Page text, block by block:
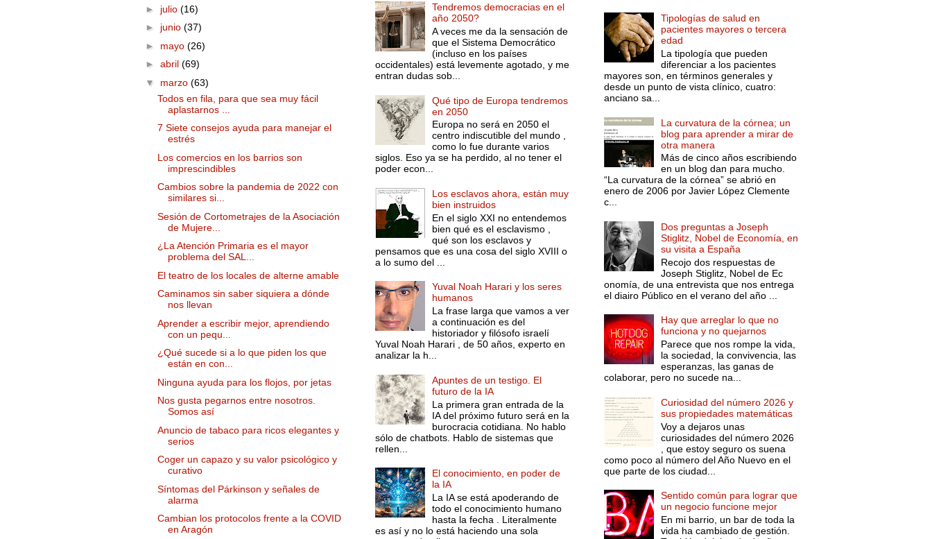
► julio (16)
► junio (37)
► mayo (26)
► abril (69)
▼ marzo (63)
Todos en fila, para que sea muy fácil
aplastarnos ...
7 Siete consejos ayuda para manejar el
estrés
Los comercios en los barrios son
imprescindibles
Cambios sobre la pandemia de 2022 con
similares si...
Sesión de Cortometrajes de la Asociación
de Mujere...
¿La Atención Primaria es el mayor
problema del SAL...
El teatro de los locales de alterne amable
Caminamos sin saber siquiera a dónde
nos llevan
Aprender a escribir mejor, aprendiendo
con un pequ...
¿Qué sucede si a lo que piden los que
están en con...
Ninguna ayuda para los flojos, por jetas
Nos gusta pegarnos entre nosotros.
Somos así
Anuncio de tabaco para ricos elegantes y
serios
Coger un capazo y su valor psicológico y
curativo
Síntomas del Párkinson y señales de
alarma
Cambian los protocolos frente a la COVID
en Aragón
Tendremos democracias en el
año 2050?
A veces me da la sensación de
que el Sistema Democrático
(incluso en los países
occidentales) está levemente agotado, y me
entran dudas sob...
Qué tipo de Europa tendremos
en 2050
Europa no será en 2050 el
centro indiscutible del mundo ,
como lo fue durante varios
siglos. Eso ya se ha perdido, al no tener el
poder econ...
Los esclavos ahora, están muy
bien instruidos
En el siglo XXI no entendemos
bien qué es el esclavismo ,
qué son los esclavos y
pensamos que es una cosa del siglo XVIII o
a lo sumo del ...
Yuval Noah Harari y los seres
humanos
La frase larga que vamos a ver
a continuación es del
historiador y filósofo israelí
Yuval Noah Harari , de 50 años, experto en
analizar la h...
Apuntes de un testigo. El
futuro de la IA
La primera gran entrada de la
IA del próximo futuro será en la
burocracia cotidiana. No hablo
sólo de chatbots. Hablo de sistemas que
rellen...
El conocimiento, en poder de
la IA
La IA se está apoderando de
todo el conocimiento humano
hasta la fecha . Literalmente
es así y no lo está haciendo una sola
Tipologías de salud en
pacientes mayores o tercera
edad
La tipología que pueden
diferenciar a los pacientes
mayores son, en términos generales y
desde un punto de vista clínico, cuatro:
anciano sa...
La curvatura de la córnea; un
blog para aprender a mirar de
otra manera
Más de cinco años escribiendo
en un blog dan para mucho.
“La curvatura de la córnea” se abrió en
enero de 2006 por Javier López Clemente
c...
Dos preguntas a Joseph
Stiglitz, Nobel de Economía, en
su visita a España
Recojo dos respuestas de
Joseph Stiglitz, Nobel de Ec
onomía, de una entrevista que nos entrega
el diairo Público en el verano del año ...
Hay que arreglar lo que no
funciona y no quejarnos
Parece que nos rompe la vida,
la sociedad, la convivencia, las
esperanzas, las ganas de
colaborar, pero no sucede na...
Curiosidad del número 2026 y
sus propiedades matemáticas
Voy a dejaros unas
curiosidades del número 2026
, que estoy seguro os suena
como poco al número del Año Nuevo en el
que parte de los ciudad...
Sentido común para lograr que
un negocio funcione mejor
En mi barrio, un bar de toda la
vida ha cambiado de gestión.